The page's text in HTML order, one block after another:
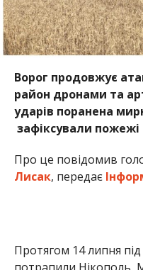
Протягом 14 липня під
потрапили Нікополь,
Покровська громади.
Внаслідок атаки
буде проходити
Через удари
адміністративну